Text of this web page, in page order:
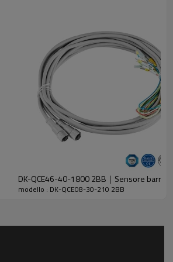
DK-QCE46-40-1800 2BB｜Sensore
modello : DK-QCE08-30-210 2BB